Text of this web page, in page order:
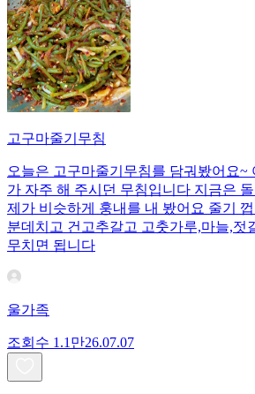
고구마줄기무침
오늘은 고구마줄기무침를 담궈봤어요~
가 자주 해 주시던 무침입니다 지금은
제가 비슷하게 훙내를 내 봤어요 줄기
분데치고 건고추갈고 고춧가루,마늘,젓
무치면 됩니다
울가족
조회수 1.1만26.07.07